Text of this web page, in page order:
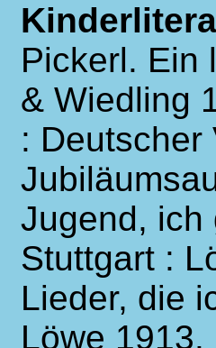
Pickerl. Ein
& Wiedling
: Deutscher
Jugend, ich
Stuttgart :
Lieder, die
Löwe 1913.